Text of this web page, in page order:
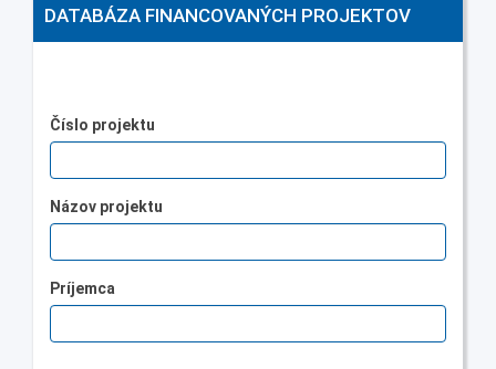
DATABÁZA FINANCOVANÝCH PROJEKTOV
Číslo projektu
Názov projektu
Príjemca